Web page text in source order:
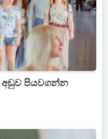
අඩුව පියවගන්න